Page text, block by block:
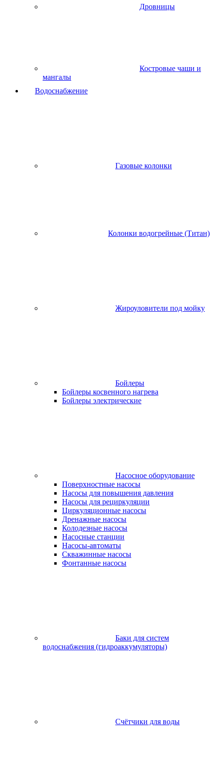
Дровницы
Костровые чаши и
мангалы
Водоснабжение
Газовые колонки
Колонки водогрейные (Титан)
Жироуловители под мойку
Бойлеры
Бойлеры косвенного нагрева
Бойлеры электрические
Насосное оборудование
Поверхностные насосы
Насосы для повышения давления
Насосы для рециркуляции
Циркуляционные насосы
Дренажные насосы
Колодезные насосы
Насосные станции
Насосы-автоматы
Скважинные насосы
Фонтанные насосы
Баки для систем
водоснабжения (гидроаккумуляторы)
Счётчики для воды